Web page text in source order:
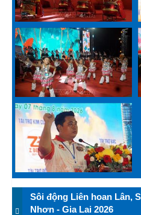
Sôi động Liên hoan Lân,
Nhơn - Gia Lai 2026